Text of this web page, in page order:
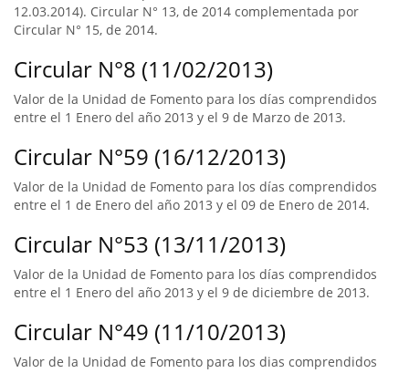
12.03.2014). Circular N° 13, de 2014 complementada por
Circular N° 15, de 2014.
Circular N°8 (11/02/2013)
Valor de la Unidad de Fomento para los días comprendidos
entre el 1 Enero del año 2013 y el 9 de Marzo de 2013.
Circular N°59 (16/12/2013)
Valor de la Unidad de Fomento para los días comprendidos
entre el 1 de Enero del año 2013 y el 09 de Enero de 2014.
Circular N°53 (13/11/2013)
Valor de la Unidad de Fomento para los días comprendidos
entre el 1 Enero del año 2013 y el 9 de diciembre de 2013.
Circular N°49 (11/10/2013)
Valor de la Unidad de Fomento para los dias comprendidos